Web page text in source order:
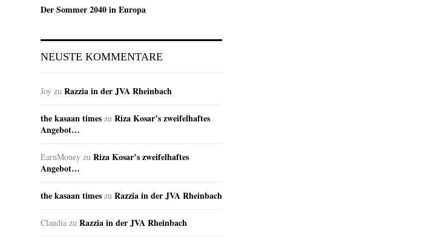
Der Sommer 2040 in Europa
NEUSTE KOMMENTARE
Joy zu Razzia in der JVA Rheinbach
the kasaan times zu Riza Kosar’s zweifelhaftes
Angebot…
EarnMoney zu Riza Kosar’s zweifelhaftes
Angebot…
the kasaan times zu Razzia in der JVA Rheinbach
Claudia zu Razzia in der JVA Rheinbach